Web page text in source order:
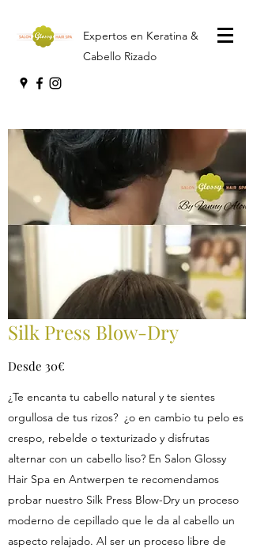
Expertos en Keratina &
Cabello Rizado
Silk Press Blow-Dry
Desde 30€
¿Te encanta tu cabello natural y te sientes
orgullosa de tus rizos? ¿o en cambio tu pelo es
crespo, rebelde o texturizado y disfrutas
alternar con un cabello liso? En Salon Glossy
Hair Spa en Antwerpen te recomendamos
probar nuestro Silk Press Blow-Dry un proceso
moderno de cepillado que le da al cabello un
aspecto relajado. Al ser un proceso libre de